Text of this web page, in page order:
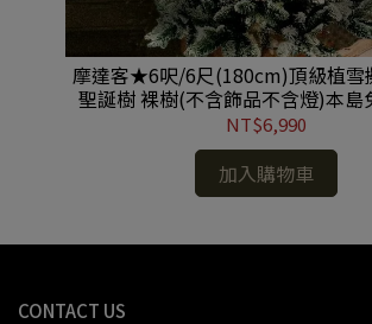
摩達客★6呎/6尺(180cm)頂級植雪
聖誕樹 裸樹(不含飾品不含燈)本島
NST2106001
NT$6,990
加入購物車
CONTACT US